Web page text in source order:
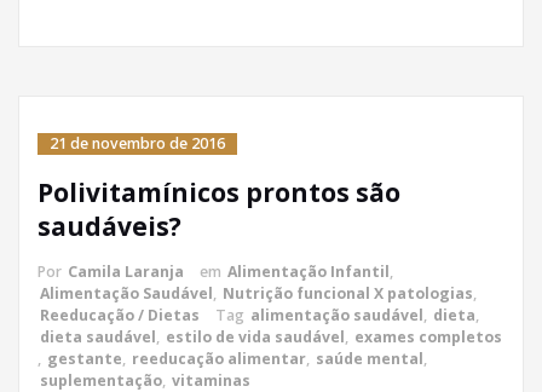
21 de novembro de 2016
Polivitamínicos prontos são
saudáveis?
Por Camila Laranja em Alimentação Infantil,
Alimentação Saudável, Nutrição funcional X patologias,
Reeducação / Dietas
Tag alimentação saudável, dieta,
dieta saudável, estilo de vida saudável, exames completos
, gestante, reeducação alimentar, saúde mental,
suplementação, vitaminas